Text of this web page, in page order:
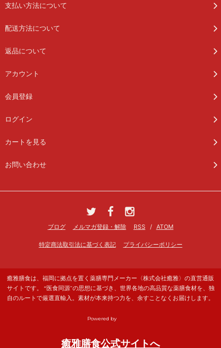
支払い方法について
配送方法について
返品について
アカウント
会員登録
ログイン
カートを見る
お問い合わせ
ブログ メルマガ登録・解除 RSS / ATOM
特定商法取引法に基づく表記 プライバシーポリシー
癒雅膳食は、福岡に拠点を置く薬膳専門メーカー〈株式会社癒雅〉の直営通販
サイトです。 “医食同源”の思想に基づき、世界各地の高品質な薬膳食材を、独
自のルートで厳選直輸入。素材が本来持つ力を、余すことなくお届けします。
Powered by
癒雅膳食公式サイトへ